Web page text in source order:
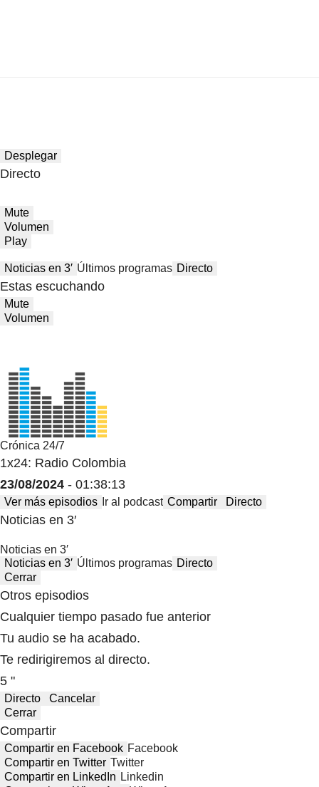
Desplegar
Directo
Mute
Volumen
Play
Noticias en 3′ Últimos programas Directo
Estas escuchando
Mute
Volumen
Crónica 24/7
1x24: Radio Colombia
23/08/2024 - 01:38:13
Ver más episodios Ir al podcast Compartir Directo
Noticias en 3′
Noticias en 3′
Noticias en 3′ Últimos programas Directo
Cerrar
Otros episodios
Cualquier tiempo pasado fue anterior
Tu audio se ha acabado.
Te redirigiremos al directo.
5 "
Directo
Cancelar
Cerrar
Compartir
Compartir en Facebook Facebook
Compartir en Twitter Twitter
Compartir en LinkedIn Linkedin